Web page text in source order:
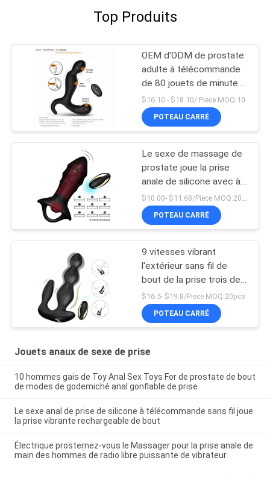
Top Produits
OEM d'ODM de prostate
adulte à télécommande
de 80 jouets de minutes
vibrateur anal Li Ion
Battery
$16.10 - $18.10/ Piece MOQ:10
POTEAU CARRÉ
Le sexe de massage de
prostate joue la prise
anale de silicone avec à
télécommande
POTEAU CARRÉ
9 vitesses vibrant
l'extérieur sans fil de
bout de la prise trois de
moteurs de stimulateur
anal de périnée
$16.5- $19.8/Piece MOQ:20pcs
POTEAU CARRÉ
Jouets anaux de sexe de prise
10 hommes gais de Toy Anal Sex Toys For de prostate de bout
de modes de godemiché anal gonflable de prise
Le sexe anal de prise de silicone à télécommande sans fil joue
la prise vibrante rechargeable de bout
Électrique prosternez-vous le Massager pour la prise anale de
main des hommes de radio libre puissante de vibrateur